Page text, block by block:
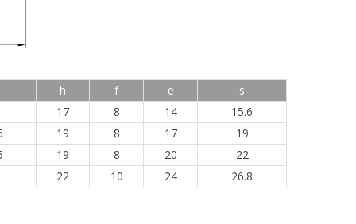
h f e
s
17
8 14
15.6
19 8 17
19
19 8 20
22
22
10 24 26.8